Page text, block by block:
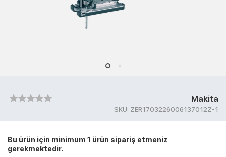
Makita
SKU: ZER1703226006137012Z-1
Bu ürün için minimum 1 ürün sipariş etmeniz
gerekmektedir.